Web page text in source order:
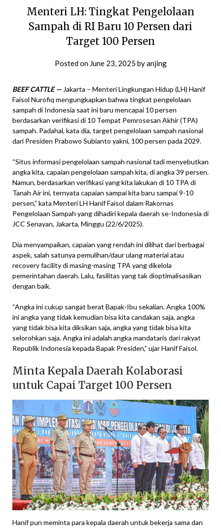
Menteri LH: Tingkat Pengelolaan
Sampah di RI Baru 10 Persen dari
Target 100 Persen
Posted on June 23, 2025 byanjing
BEEF CATTLE — Jakarta – Menteri Lingkungan Hidup (LH) Hanif
Faisol Nurofiq mengungkapkan bahwa tingkat pengelolaan
sampah di Indonesia saat ini baru mencapai 10 persen
berdasarkan verifikasi di 10 Tempat Pemrosesan Akhir (TPA)
sampah. Padahal, kata dia, target pengelolaan sampah nasional
dari Presiden Prabowo Subianto yakni, 100 persen pada 2029.
“Situs informasi pengelolaan sampah nasional tadi menyebutkan
angka kita, capaian pengelolaan sampah kita, di angka 39 persen.
Namun, berdasarkan verifikasi yang kita lakukan di 10 TPA di
Tanah Air ini, ternyata capaian sampai kita baru sampai 9-10
persen,” kata Menteri LH Hanif Faisol dalam Rakornas
Pengelolaan Sampah yang dihadiri kepala daerah se-Indonesia di
JCC Senayan, Jakarta, Minggu (22/6/2025).
Dia menyampaikan, capaian yang rendah ini dilihat dari berbagai
aspek, salah satunya pemulihan/daur ulang material atau
recovery facility di masing-masing TPA yang dikelola
pemerintahan daerah. Lalu, fasilitas yang tak dioptimalisasikan
dengan baik.
“Angka ini cukup sangat berat Bapak-Ibu sekalian. Angka 100%
ini angka yang tidak kemudian bisa kita candakan saja, angka
yang tidak bisa kita diksikan saja, angka yang tidak bisa kita
selorohkan saja. Angka ini adalah angka mandataris dari rakyat
Republik Indonesia kepada Bapak Presiden,” ujar Hanif Faisol.
Minta Kepala Daerah Kolaborasi
untuk Capai Target 100 Persen
Hanif pun meminta para kepala daerah untuk bekerja sama dan